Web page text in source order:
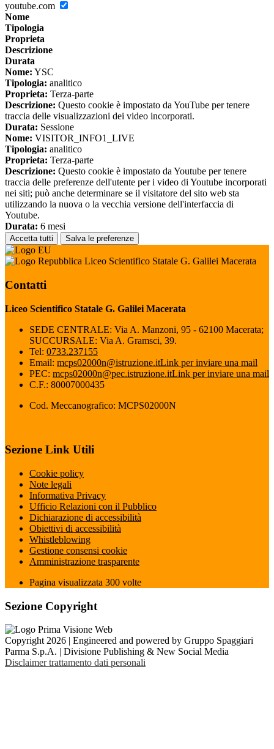
youtube.com
Nome
Tipologia
Proprieta
Descrizione
Durata
Nome: YSC
Tipologia: analitico
Proprieta: Terza-parte
Descrizione: Questo cookie è impostato da YouTube per tenere
traccia delle visualizzazioni dei video incorporati.
Durata: Sessione
Nome: VISITOR_INFO1_LIVE
Tipologia: analitico
Proprieta: Terza-parte
Descrizione: Questo cookie è impostato da Youtube per tenere
traccia delle preferenze dell'utente per i video di Youtube incorporati
nei siti; può anche determinare se il visitatore del sito web sta
utilizzando la nuova o la vecchia versione dell'interfaccia di
Youtube.
Durata: 6 mesi
Accetta tutti Salva le preferenze
Liceo Scientifico Statale G. Galilei Macerata
Contatti
Liceo Scientifico Statale G. Galilei Macerata
SEDE CENTRALE: Via A. Manzoni, 95 - 62100 Macerata;
SUCCURSALE: Via A. Gramsci, 39.
Tel: 0733.237155
Email: mcps02000n@istruzione.itLink per inviare una mail
PEC: mcps02000n@pec.istruzione.itLink per inviare una mail
C.F.: 80007000435
Cod. Meccanografico: MCPS02000N
Sezione Link Utili
Cookie policy
Note legali
Informativa Privacy
Ufficio Relazioni con il Pubblico
Dichiarazione di accessibilità
Obiettivi di accessibilità
Whistleblowing
Gestione consensi cookie
Amministrazione trasparente
Pagina visualizzata 300 volte
Sezione Copyright
Copyright 2026 | Engineered and powered by Gruppo Spaggiari
Parma S.p.A. | Divisione Publishing & New Social Media
Disclaimer trattamento dati personali